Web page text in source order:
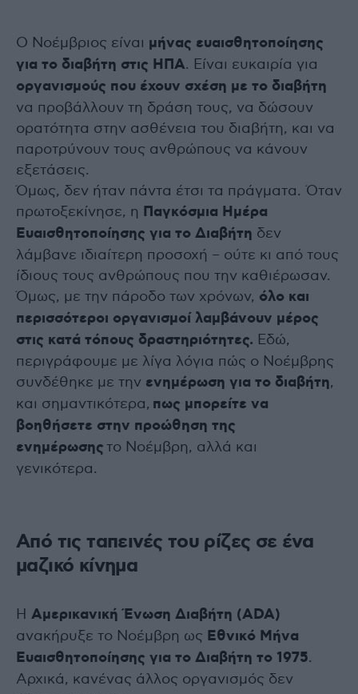
Ο Νοέμβριος είναι μήνας ευαισθητοποίησης
για το διαβήτη στις ΗΠΑ. Είναι ευκαιρία για
οργανισμούς που έχουν σχέση με το διαβήτη
να προβάλλουν τη δράση τους, να δώσουν
ορατότητα στην ασθένεια του διαβήτη, και να
παροτρύνουν τους ανθρώπους να κάνουν
εξετάσεις.
Όμως, δεν ήταν πάντα έτσι τα πράγματα. Όταν
πρωτοξεκίνησε, η Παγκόσμια Ημέρα
Ευαισθητοποίησης για το Διαβήτη δεν
λάμβανε ιδιαίτερη προσοχή – ούτε κι από τους
ίδιους τους ανθρώπους που την καθιέρωσαν.
Όμως, με την πάροδο των χρόνων, όλο και
περισσότεροι οργανισμοί λαμβάνουν μέρος
στις κατά τόπους δραστηριότητες. Εδώ,
περιγράφουμε με λίγα λόγια πώς ο Νοέμβρης
συνδέθηκε με την ενημέρωση για το διαβήτη,
και σημαντικότερα, πως μπορείτε να
βοηθήσετε στην προώθηση της
ενημέρωσηςτο Νοέμβρη, αλλά και
γενικότερα.
Από τις ταπεινές του ρίζες σε ένα
μαζικό κίνημα
Η Αμερικανική Ένωση Διαβήτη (ADA)
ανακήρυξε το Νοέμβρη ως Εθνικό Μήνα
Ευαισθητοποίησης για το Διαβήτη το 1975.
Αρχικά, κανένας άλλος οργανισμός δεν